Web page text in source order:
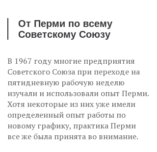
От Перми по всему
Советскому Союзу
В 1967 году многие предприятия
Советского Союза при переходе на
пятидневную рабочую неделю
изучали и использовали опыт Перми.
Хотя некоторые из них уже имели
определенный опыт работы по
новому графику, практика Перми
все же была принята во внимание.